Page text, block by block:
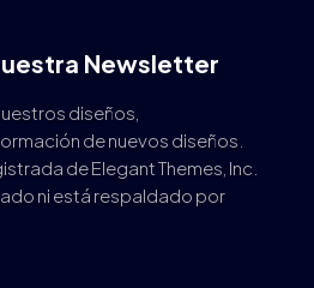
Newsletter
diseños,
de nuevos diseños.
de Elegant Themes, Inc.
ni está respaldado por